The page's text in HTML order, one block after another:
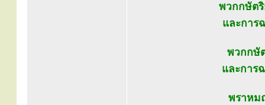
พวกกษัตริ
และการ
พวกกษั
และการ
พราหม